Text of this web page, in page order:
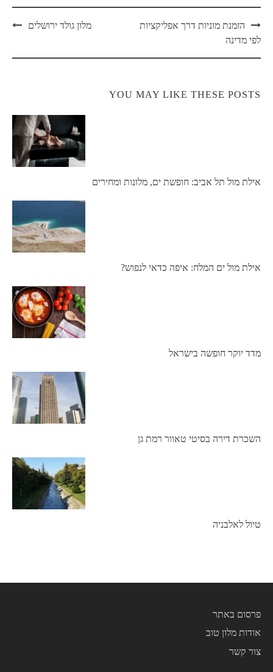
Post
navigation
הזמנת מוניות דרך אפליקציות
לפי מדינה
מלון גולד ירושלים
YOU MAY LIKE THESE POSTS
אילת מול תל אביב: חופשת ים, מלונות ומחירים
אילת מול ים המלח: איפה כדאי לנפוש?
מדד יוקר חופשה בישראל
השכרת דירה בסיטי טאוור רמת גן
טיול לאלבניה
פרסום באתר
אודות מלון טוב
צור קשר